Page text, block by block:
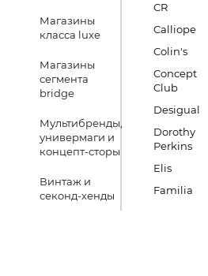
Магазины
класса luxe
Магазины
сегмента
bridge
Мультибренды,
универмаги и
концепт-сторы
Винтаж и
секонд-хенды
CR
Calliope
Colin's
Concept
Club
Desigual
Dorothy
Perkins
Elis
Familia